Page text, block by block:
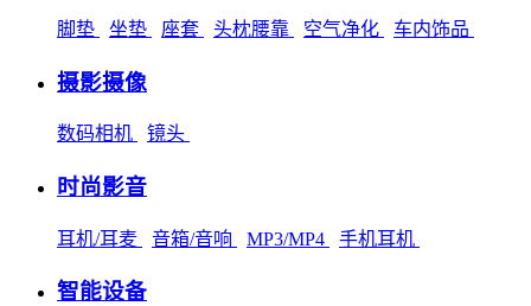
脚垫 坐垫 座套 头枕腰靠 空气净化 车内饰品
摄影摄像
数码相机 镜头
时尚影音
耳机/耳麦 音箱/音响 MP3/MP4 手机耳机
智能设备